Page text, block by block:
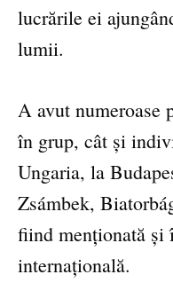
lucrările ei
lumii.
A avut numeroase
în grup, cât și
Ungaria, la
Zsámbek,
fiind menționată și
internațională.